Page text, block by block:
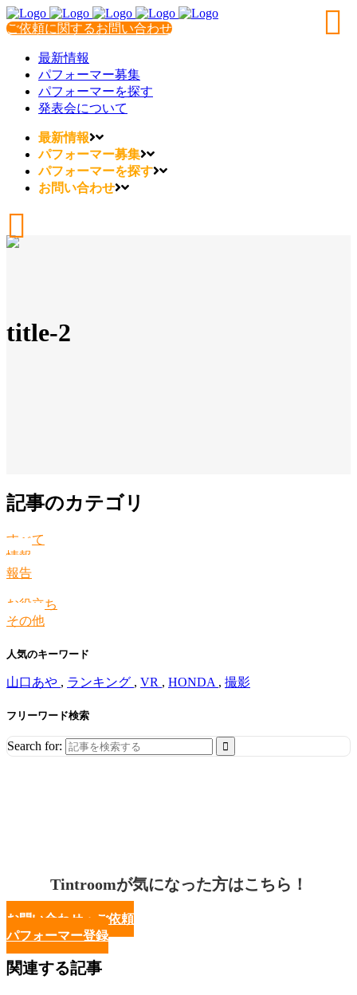
ご依頼に関するお問い合わせ
最新情報
パフォーマー募集
パフォーマーを探す
発表会について
最新情報
パフォーマー募集
パフォーマーを探す
お問い合わせ
title-2
記事のカテゴリ
すべて
情報
報告
お役立ち
その他
人気のキーワード
山口あや , ランキング , VR , HONDA , 撮影
フリーワード検索
Search for:
Tintroomが気になった方はこちら！
お問い合わせ・ご依頼
パフォーマー登録
関連する記事